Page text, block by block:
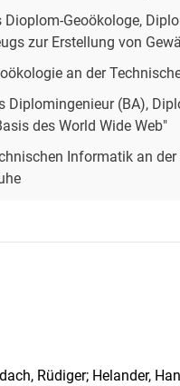
Geoökologe,
zur Erstellung von
an der
Diplomingenieur (BA),
des World Wide Web"
Informatik an
Rüdiger; Helander,